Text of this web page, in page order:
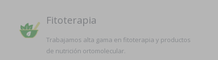
Fitoterapia
Trabajamos alta gama en fitoterapia y productos
de nutrición ortomolecular.